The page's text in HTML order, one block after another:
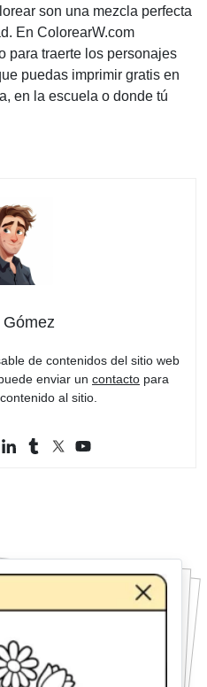
son una mezcla perfecta
En ColorearW.com
para traerte los personajes
puedas imprimir gratis en
en la escuela o donde tú
Gómez
de contenidos del sitio web
enviar un contacto para
al sitio.